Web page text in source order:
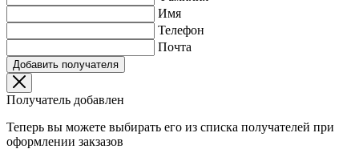
Имя
Телефон
Почта
Добавить получателя
Получатель добавлен
Теперь вы можете выбирать его из списка получателей при
оформлении закзазов